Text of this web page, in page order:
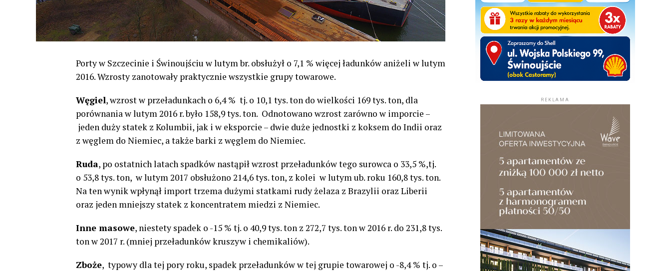
Porty w Szczecinie i Świnoujściu w lutym br. obsłużył o 7,1 % więcej ładunków aniżeli w lutym
2016. Wzrosty zanotowały praktycznie wszystkie grupy towarowe.
Węgiel, wzrost w przeładunkach o 6,4 % tj. o 10,1 tys. ton do wielkości 169 tys. ton, dla
porównania w lutym 2016 r. było 158,9 tys. ton. Odnotowano wzrost zarówno w imporcie –
jeden duży statek z Kolumbii, jak i w eksporcie – dwie duże jednostki z koksem do Indii oraz
z węglem do Niemiec, a także barki z węglem do Niemiec.
Ruda, po ostatnich latach spadków nastąpił wzrost przeładunków tego surowca o 33,5 %,tj.
o 53,8 tys. ton, w lutym 2017 obsłużono 214,6 tys. ton, z kolei w lutym ub. roku 160,8 tys. ton.
Na ten wynik wpłynął import trzema dużymi statkami rudy żelaza z Brazylii oraz Liberii
oraz jeden mniejszy statek z koncentratem miedzi z Niemiec.
Inne masowe, niestety spadek o -15 % tj. o 40,9 tys. ton z 272,7 tys. ton w 2016 r. do 231,8 tys.
ton w 2017 r. (mniej przeładunków kruszyw i chemikaliów).
Zboże, typowy dla tej pory roku, spadek przeładunków w tej grupie towarowej o -8,4 % tj. o –
REKLAMA